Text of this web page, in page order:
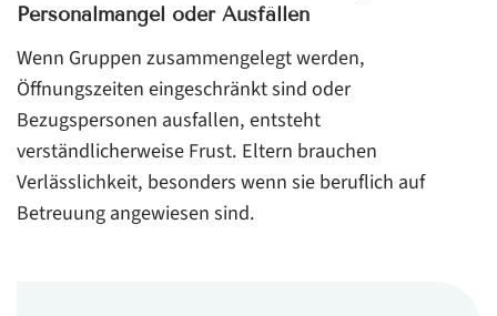
Personalmangel oder Ausfällen
Wenn Gruppen zusammengelegt werden,
Öffnungszeiten eingeschränkt sind oder
Bezugspersonen ausfallen, entsteht
verständlicherweise Frust. Eltern brauchen
Verlässlichkeit, besonders wenn sie beruflich auf
Betreuung angewiesen sind.